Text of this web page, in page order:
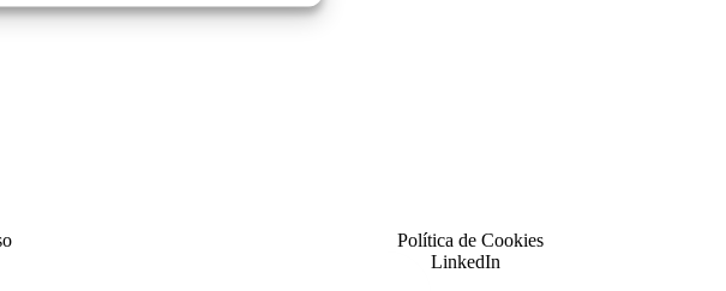
LinkedIn
Política de Cookies